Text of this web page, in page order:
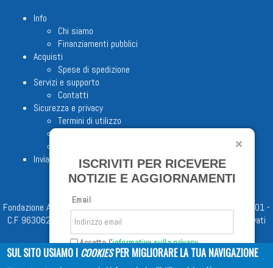
Info
Chi siamo
Finanziamenti pubblici
Acquisti
Spese di spedizione
Servizi e supporto
Contatti
Sicurezza e privacy
Termini di utilizzo
Invia proposta editoriale
Fondazione Apostolicam Actuositatem ETS © 2023 - P.I. 05398481001 -
C.F 96306220581 - REA 888781 del 23/02/98 - Tutti i diritti riservati
ISCRIVITI PER RICEVERE
NOTIZIE E AGGIORNAMENTI
Email
Accetto l'informativa sulla privacy
SUL SITO USIAMO I COOKIESPER MIGLIORARE LA TUA NAVIGAZIONE